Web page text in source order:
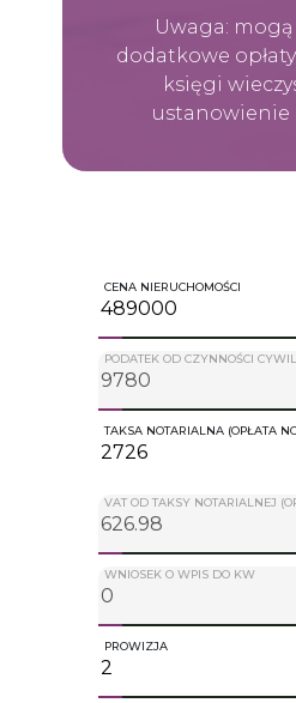
Uwaga:
dodatkowe opłaty
księgi
ustanowienie
CENA NIERUCHOMOŚCI
PODATEK OD CZYNNOŚCI
TAKSA NOTARIALNA (OPŁATA
VAT OD TAKSY NOTARIALNEJ
WNIOSEK O WPIS DO KW
PROWIZJA